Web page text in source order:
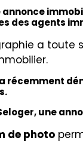
annonce
des agents
a toute
récemment
une
de photo